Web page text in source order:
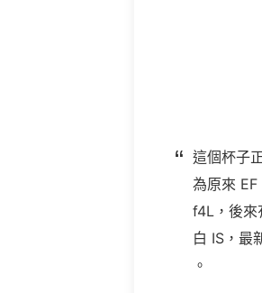
這個杯子
為原來
f4L，後
白 IS，最
。